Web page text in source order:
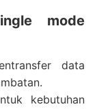
mode
data
kebutuhan